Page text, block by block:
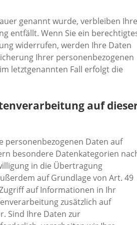
genannt wurde, verbleiben Ihre
entfällt. Wenn Sie ein
widerrufen, werden Ihre Daten
Ihrer personenbezogenen
letztgenannten Fall erfolgt die
auf
personenbezogenen Daten auf
besondere Datenkategorien
in die Übertragung
auf Grundlage von Art. 49
auf Informationen in Ihr
zusätzlich auf
Sind Ihre Daten zur